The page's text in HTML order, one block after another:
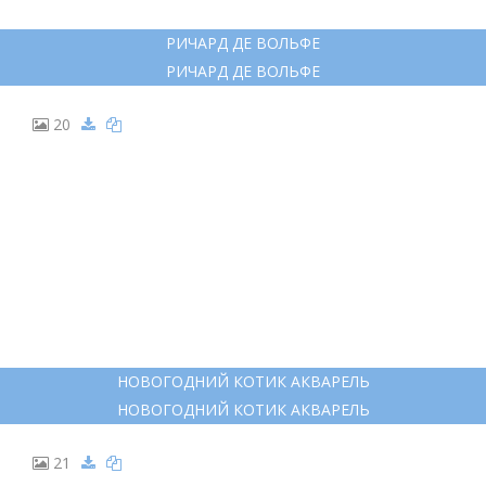
РИЧАРД ДЕ ВОЛЬФЕ
РИЧАРД ДЕ ВОЛЬФЕ
20
НОВОГОДНИЙ КОТИК АКВАРЕЛЬ
НОВОГОДНИЙ КОТИК АКВАРЕЛЬ
21